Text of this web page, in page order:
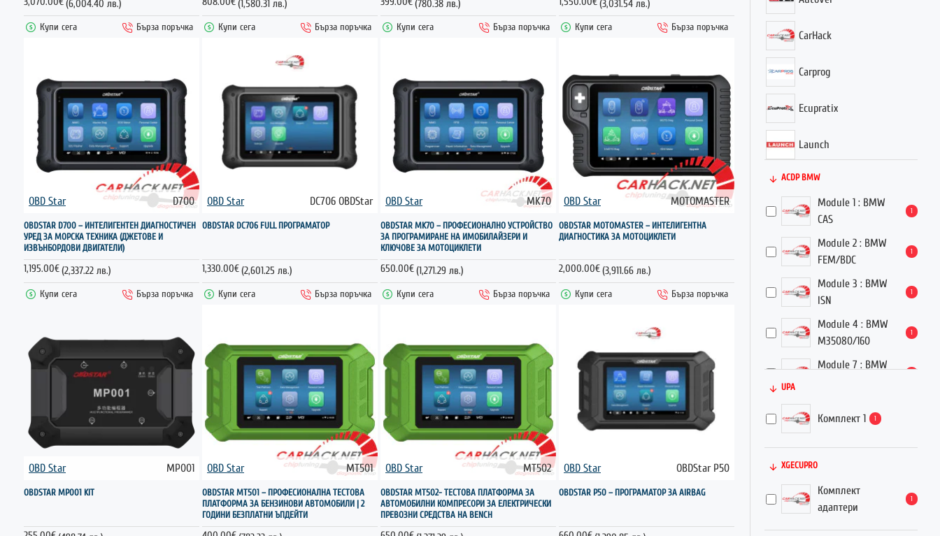
(6,004.40 лв.)
Купи сега
Бърза поръчка
(1,580.31 лв.)
Купи сега
Бърза поръчка
(780.38 лв.)
Купи сега
Бърза поръчка
(3,031.54 лв.)
Купи сега
Бърза поръчка
ГОРЕЩО
OBD Star D700
OBDSTAR D700 – ИНТЕЛИГЕНТЕН ДИАГНОСТИЧЕН
УРЕД ЗА МОРСКА ТЕХНИКА (ДЖЕТОВЕ И
ИЗВЪНБОРДОВИ ДВИГАТЕЛИ)
1,195.00€(2,337.22 лв.)
Купи сега
Бърза поръчка
OBD Star DC706 OBDStar
OBDSTAR DC706 FULL ПРОГРАМАТОР
1,330.00€(2,601.25 лв.)
Купи сега
Бърза поръчка
OBD Star MK70
OBDSTAR MK70 – ПРОФЕСИОНАЛНО УСТРОЙСТВО
ЗА ПРОГРАМИРАНЕ НА ИМОБИЛАЙЗЕРИ И
КЛЮЧОВЕ ЗА МОТОЦИКЛЕТИ
650.00€(1,271.29 лв.)
Купи сега
Бърза поръчка
OBD Star MOTOMASTER
OBDSTAR MOTOMASTER – ИНТЕЛИГЕНТНА
ДИАГНОСТИКА ЗА МОТОЦИКЛЕТИ
2,000.00€(3,911.66 лв.)
Купи сега
Бърза поръчка
OBD Star MP001
OBDSTAR MP001 KIT
OBD Star MT501
OBDSTAR MT501 – ПРОФЕСИОНАЛНА ТЕСТОВА
ПЛАТФОРМА ЗА БЕНЗИНОВИ АВТОМОБИЛИ | 2
ГОДИНИ БЕЗПЛАТНИ ЪПДЕЙТИ
OBD Star MT502
OBDSTAR MT502- ТЕСТОВА ПЛАТФОРМА ЗА
АВТОМОБИЛНИ КОМПРЕСОРИ ЗА ЕЛЕКТРИЧЕСКИ
ПРЕВОЗНИ СРЕДСТВА НА BENCH
OBD Star OBDStar P50
OBDSTAR P50 – ПРОГРАМАТОР ЗА AIRBAG
CarHack
Carprog
Ecupratix
Launch
OBD Star
Orange
Xhorse
YANHUA ACDP
ACDP BMW
Module 1 : BMW
CAS
1
Module 2 : BMW
FEM/BDC
1
Module 3 : BMW
ISN
1
Module 4 : BMW
M35080/160
1
Module 7 : BMW
FRM module
Module 11 : BMW
License of BMW E
series 8hp
1
Module 17 : BMW E
UPA
Комплект 1 1
XGECUPRO
Комплект
адаптери
1